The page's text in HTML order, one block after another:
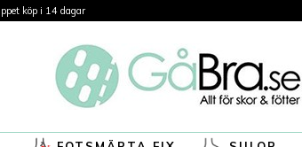
köp i 14 dagar